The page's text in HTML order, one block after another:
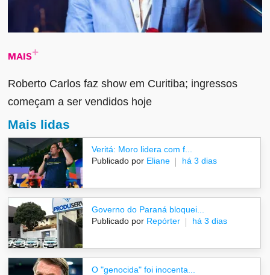
MAIS
Roberto Carlos faz show em Curitiba; ingressos
começam a ser vendidos hoje
Mais lidas
Veritá: Moro lidera com f...
Publicado por Eliane há 3 dias
Governo do Paraná bloquei...
Publicado por Repórter há 3 dias
O "genocida" foi inocenta...